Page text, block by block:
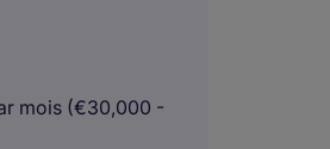
mois (€30,000 -